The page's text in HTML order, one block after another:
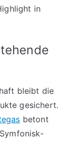
in
bleibt die
gesichert.
betont